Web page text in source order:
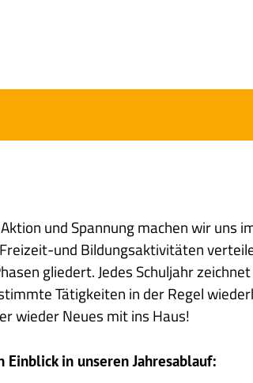
und Spannung machen wir uns
und Bildungsaktivitäten
gliedert. Jedes Schuljahr
Tätigkeiten in der Regel
wieder Neues mit ins Haus!
Einblick in unseren Jahresablauf: